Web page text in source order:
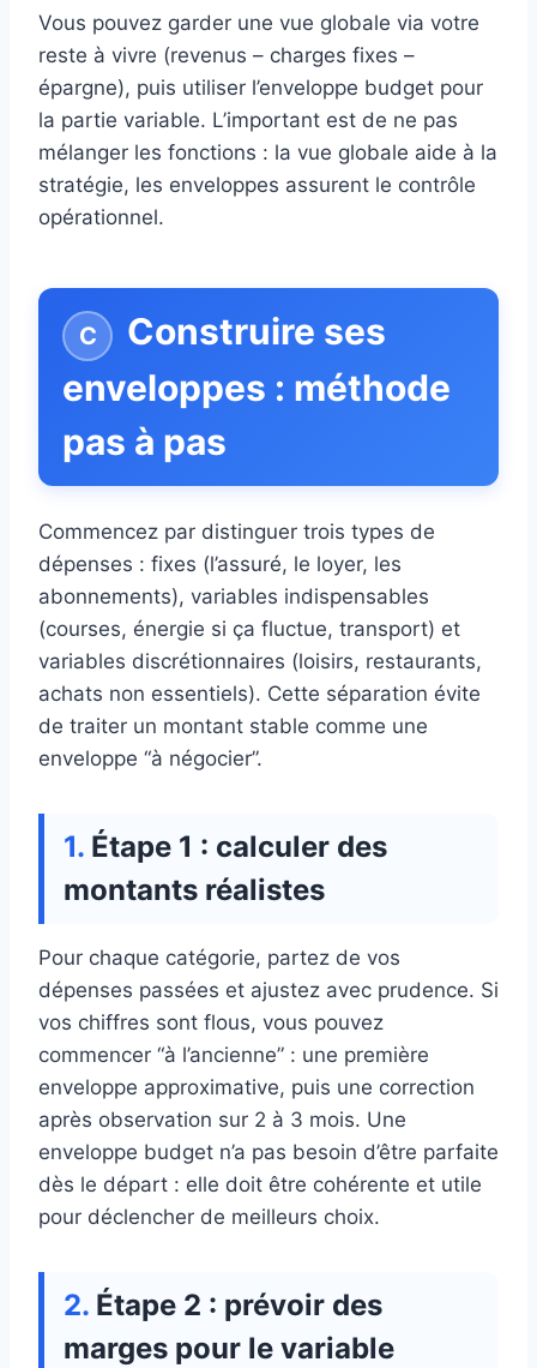
Vous pouvez garder une vue globale via votre
reste à vivre (revenus – charges fixes –
épargne), puis utiliser l’enveloppe budget pour
la partie variable. L’important est de ne pas
mélanger les fonctions : la vue globale aide à la
stratégie, les enveloppes assurent le contrôle
opérationnel.
Construire ses
enveloppes : méthode
pas à pas
Commencez par distinguer trois types de
dépenses : fixes (l’assuré, le loyer, les
abonnements), variables indispensables
(courses, énergie si ça fluctue, transport) et
variables discrétionnaires (loisirs, restaurants,
achats non essentiels). Cette séparation évite
de traiter un montant stable comme une
enveloppe “à négocier”.
Étape 1 : calculer des
montants réalistes
Pour chaque catégorie, partez de vos
dépenses passées et ajustez avec prudence. Si
vos chiffres sont flous, vous pouvez
commencer “à l’ancienne” : une première
enveloppe approximative, puis une correction
après observation sur 2 à 3 mois. Une
enveloppe budget n’a pas besoin d’être parfaite
dès le départ : elle doit être cohérente et utile
pour déclencher de meilleurs choix.
Étape 2 : prévoir des
marges pour le variable